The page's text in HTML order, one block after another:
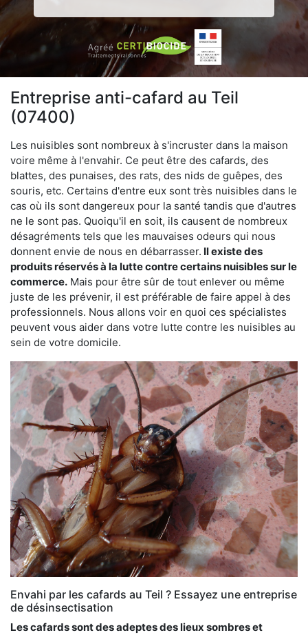
Entreprise anti-cafard au Teil
(07400)
Les nuisibles sont nombreux à s'incruster dans la maison
voire même à l'envahir. Ce peut être des cafards, des
blattes, des punaises, des rats, des nids de guêpes, des
souris, etc. Certains d'entre eux sont très nuisibles dans le
cas où ils sont dangereux pour la santé tandis que d'autres
ne le sont pas. Quoiqu'il en soit, ils causent de nombreux
désagréments tels que les mauvaises odeurs qui nous
donnent envie de nous en débarrasser. Il existe des
produits réservés à la lutte contre certains nuisibles sur le
commerce. Mais pour être sûr de tout enlever ou même
juste de les prévenir, il est préférable de faire appel à des
professionnels. Nous allons voir en quoi ces spécialistes
peuvent vous aider dans votre lutte contre les nuisibles au
sein de votre domicile.
Envahi par les cafards au Teil ? Essayez une entreprise
de désinsectisation
Les cafards sont des adeptes des lieux sombres et